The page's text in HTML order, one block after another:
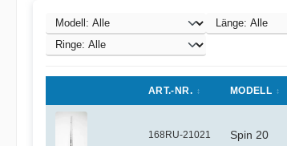
ART.-NR. MODELL
168RU-21021 Spin 20